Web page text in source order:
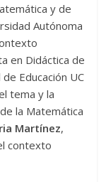
y de
Autónoma
en Didáctica de
Educación UC
tema y la
la Matemática
Martínez,
contexto